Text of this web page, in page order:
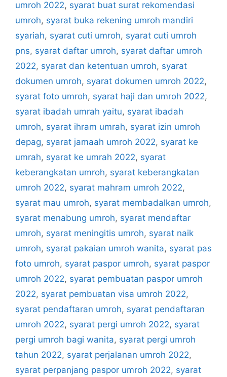
umroh 2022, syarat buat surat rekomendasi
umroh, syarat buka rekening umroh mandiri
syariah, syarat cuti umroh, syarat cuti umroh
pns, syarat daftar umroh, syarat daftar umroh
2022, syarat dan ketentuan umroh, syarat
dokumen umroh, syarat dokumen umroh 2022,
syarat foto umroh, syarat haji dan umroh 2022,
syarat ibadah umrah yaitu, syarat ibadah
umroh, syarat ihram umrah, syarat izin umroh
depag, syarat jamaah umroh 2022, syarat ke
umrah, syarat ke umrah 2022, syarat
keberangkatan umroh, syarat keberangkatan
umroh 2022, syarat mahram umroh 2022,
syarat mau umroh, syarat membadalkan umroh,
syarat menabung umroh, syarat mendaftar
umroh, syarat meningitis umroh, syarat naik
umroh, syarat pakaian umroh wanita, syarat pas
foto umroh, syarat paspor umroh, syarat paspor
umroh 2022, syarat pembuatan paspor umroh
2022, syarat pembuatan visa umroh 2022,
syarat pendaftaran umroh, syarat pendaftaran
umroh 2022, syarat pergi umroh 2022, syarat
pergi umroh bagi wanita, syarat pergi umroh
tahun 2022, syarat perjalanan umroh 2022,
syarat perpanjang paspor umroh 2022, syarat